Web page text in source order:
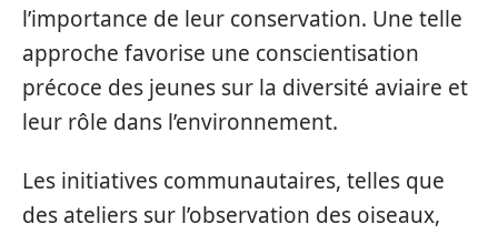
l’importance de leur conservation. Une telle
approche favorise une conscientisation
précoce des jeunes sur la diversité aviaire et
leur rôle dans l’environnement.
Les initiatives communautaires, telles que
des ateliers sur l’observation des oiseaux,